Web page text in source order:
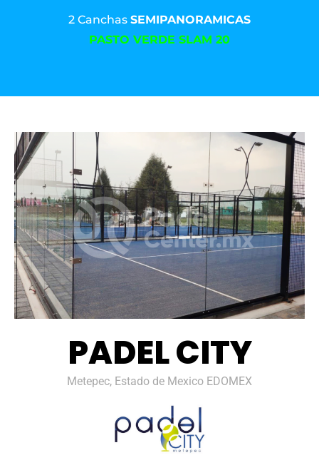
2 Canchas SEMIPANORAMICAS
PASTO VERDE SLAM 20
PADEL CITY
Metepec, Estado de Mexico EDOMEX